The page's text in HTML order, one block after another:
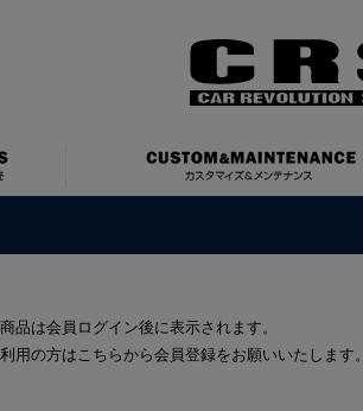
品は会員ログイン後に表示されます。
用の方はこちらから会員登録をお願いいたします。